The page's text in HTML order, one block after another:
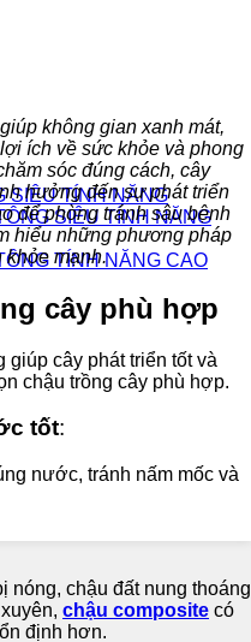
SIÊU TÍNH NĂNG
SIÊU TÍNH NĂNG
TÍNH NĂNG CAO
không gian xanh mát,
ích về sức khỏe và phong
sóc đúng cách, cây
hưởng đến sự phát triển
để phòng tránh sâu bệnh
hiểu những phương pháp
khỏe mạnh.
cây phù hợp
giúp cây phát triển tốt và
chậu trồng cây phù hợp.
tốt:
nước, tránh nấm mốc và
nóng, chậu đất nung thoáng
chậu composite có
định hơn.